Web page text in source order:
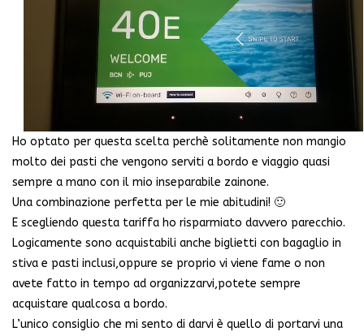
Ho optato per questa scelta perchè solitamente non mangio
molto dei pasti che vengono serviti a bordo e viaggio quasi
sempre a mano con il mio inseparabile zainone.
Una combinazione perfetta per le mie abitudini! 🙂
E scegliendo questa tariffa ho risparmiato davvero parecchio.
Logicamente sono acquistabili anche biglietti con bagaglio in
stiva e pasti inclusi,oppure se proprio vi viene fame o non
avete fatto in tempo ad organizzarvi,potete sempre
acquistare qualcosa a bordo.
L’unico consiglio che mi sento di darvi è quello di portarvi una